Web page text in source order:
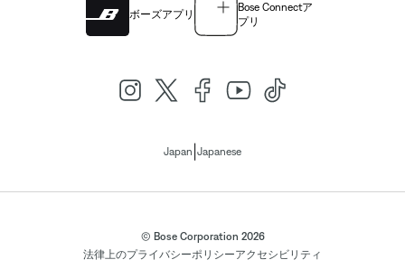
ボーズアプリ
Bose Connectア
プリ
Japan Japanese
© Bose Corporation 2026
法律上のプライバシーポリシーアクセシビリティ